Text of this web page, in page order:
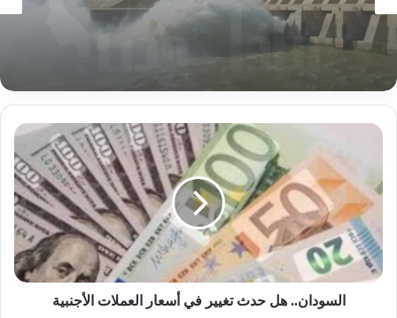
2026-08-06
بدأت صيانة أعطال سد مروي .. مصدر يبشر
بإستقرار للإمداد الكهربائي
السودان..
تغيير
في
أسعار
العملات
الأجنبية
السودان.. هل حدث تغيير في أسعار العملات الأجنبية